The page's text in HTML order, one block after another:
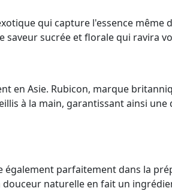
qui capture l'essence même
sucrée et florale qui ravira
en Asie. Rubicon, marque
à la main, garantissant ainsi une
également parfaitement dans la
douceur naturelle en fait un